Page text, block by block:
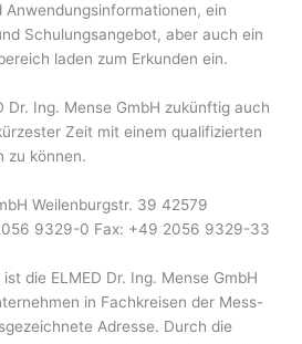
ein
Schulungsangebot, aber auch ein
laden zum Erkunden ein.
Dr. Ing. Mense GmbH zukünftig auch
Zeit mit einem qualifizierten
zu können.
Weilenburgstr. 39 42579
9329-0 Fax: +49 2056 9329-33
die ELMED Dr. Ing. Mense GmbH
in Fachkreisen der Mess-
Adresse. Durch die